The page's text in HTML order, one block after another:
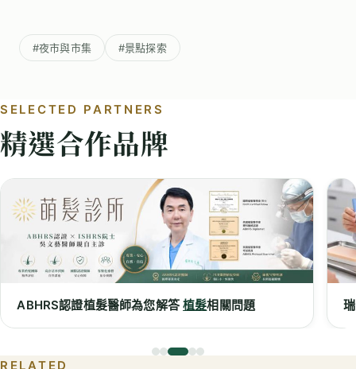
#夜市與市集 #景點探索
SELECTED PARTNERS
精選合作品牌
關問題 瑞安診所 台中掉髮｜台中減肥
RELATED